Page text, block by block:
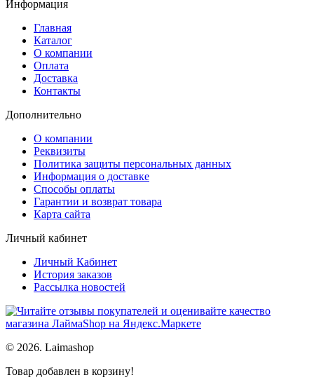
Информация
Главная
Каталог
О компании
Оплата
Доставка
Контакты
Дополнительно
О компании
Реквизиты
Политика защиты персональных данных
Информация о доставке
Способы оплаты
Гарантии и возврат товара
Карта сайта
Личный кабинет
Личный Кабинет
История заказов
Рассылка новостей
© 2026. Laimashop
Товар добавлен в корзину!